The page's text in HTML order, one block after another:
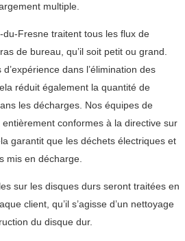
multiple.
Fresne traitent tous les flux de
de bureau, qu’il soit petit ou grand.
dans l’élimination des
réduit également la quantité de
les décharges. Nos équipes de
conformes à la directive sur
garantit que les déchets électriques et
mis en décharge.
sur les disques durs seront traitées en
client, qu’il s’agisse d’un nettoyage
du disque dur.